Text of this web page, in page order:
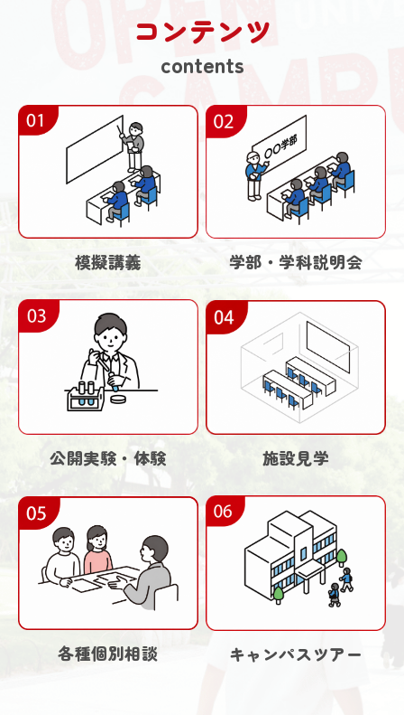
コンテンツ
contents
模擬講義 学部・学科説明会
公開実験・体験 施設見学
各種個別相談 キャンパスツアー